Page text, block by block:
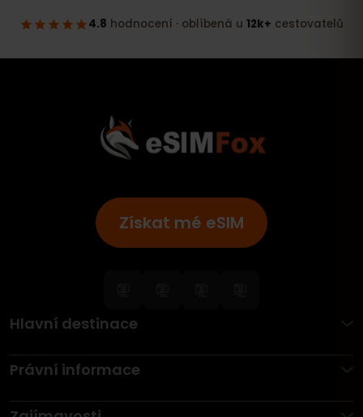
Získat mé eSIM
Hlavní destinace
Právní informace